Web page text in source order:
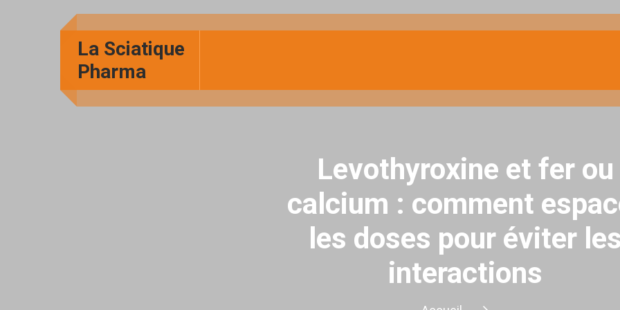
La Sciatique
Pharma
Levothyroxine et fer ou
calcium : comment
les doses pour éviter
interactions